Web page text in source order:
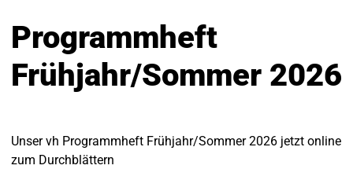
Programmheft
Frühjahr/Sommer 2026
Unser vh Programmheft Frühjahr/Sommer 2026 jetzt online
zum Durchblättern